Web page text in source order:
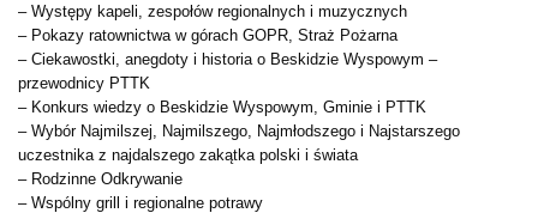
– Występy kapeli, zespołów regionalnych i muzycznych
– Pokazy ratownictwa w górach GOPR, Straż Pożarna
– Ciekawostki, anegdoty i historia o Beskidzie Wyspowym –
przewodnicy PTTK
– Konkurs wiedzy o Beskidzie Wyspowym, Gminie i PTTK
– Wybór Najmilszej, Najmilszego, Najmłodszego i Najstarszego
uczestnika z najdalszego zakątka polski i świata
– Rodzinne Odkrywanie
– Wspólny grill i regionalne potrawy